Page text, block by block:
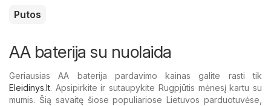
Putos
AA baterija su nuolaida
Geriausias AA baterija pardavimo kainas galite rasti tik
Eleidinys.lt. Apsipirkite ir sutaupykite Rugpjūtis mėnesį kartu su
mumis. Šią savaitę šiose populiariose Lietuvos parduotuvėse,